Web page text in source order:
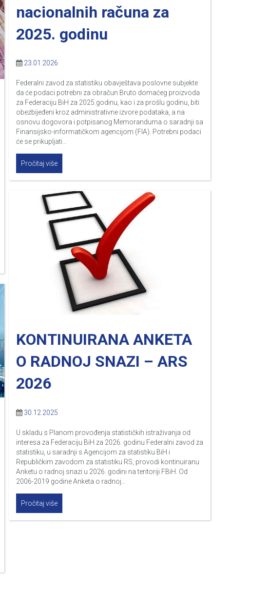
nacionalnih računa za
2025. godinu
23.01.2026
Federalni zavod za statistiku obavještava poslovne subjekte
da će podaci potrebni za obračun Bruto domaćeg proizvoda
za Federaciju BiH za 2025.godinu, kao i za prošlu godinu, biti
obezbijeđeni kroz administrativne izvore podataka, a na
osnovu dogovora i potpisanog Memoranduma o saradnji sa
Finansijsko-informatičkom agencijom (FIA). Potrebni podaci
će se prikupljati…
Pročitaj više
KONTINUIRANA ANKETA
O RADNOJ SNAZI – ARS
2026
30.12.2025
U skladu s Planom provođenja statističkih istraživanja od
interesa za Federaciju BiH za 2026. godinu Federalni zavod za
statistiku, u saradnji s Agencijom za statistiku BiH i
Republičkim zavodom za statistiku RS, provodi kontinuiranu
Anketu o radnoj snazi u 2026. godini na teritoriji FBiH. Od
2006-2019 godine Anketa o radnoj…
Pročitaj više